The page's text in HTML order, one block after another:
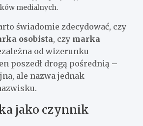
medialnych.
świadomie zdecydować, czy
osobista, czy marka
od wizerunku
poszedł drogą pośrednią –
ale nazwa jednak
jako czynnik